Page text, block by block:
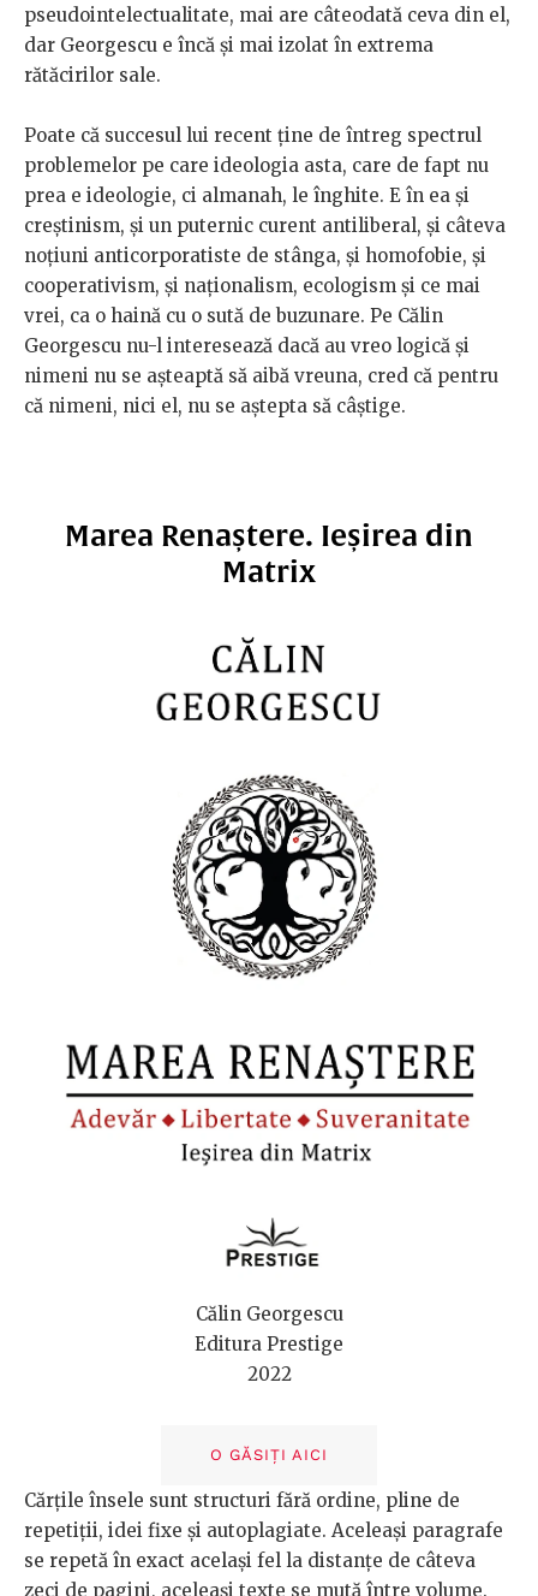
pseudointelectualitate, mai are câteodată ceva din el,
dar Georgescu e încă și mai izolat în extrema
rătăcirilor sale.
Poate că succesul lui recent ține de întreg spectrul
problemelor pe care ideologia asta, care de fapt nu
prea e ideologie, ci almanah, le înghite. E în ea și
creștinism, și un puternic curent antiliberal, și câteva
noțiuni anticorporatiste de stânga, și homofobie, și
cooperativism, și naționalism, ecologism și ce mai
vrei, ca o haină cu o sută de buzunare. Pe Călin
Georgescu nu-l interesează dacă au vreo logică și
nimeni nu se așteaptă să aibă vreuna, cred că pentru
că nimeni, nici el, nu se aștepta să câștige.
Marea Renaștere. Ieșirea din
Matrix
Călin Georgescu
Editura Prestige
2022
O GĂSIȚI AICI
Cărțile însele sunt structuri fără ordine, pline de
repetiții, idei fixe și autoplagiate. Aceleași paragrafe
se repetă în exact același fel la distanțe de câteva
zeci de pagini, aceleași texte se mută între volume.